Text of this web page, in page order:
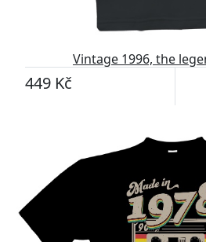
Vintage 1996, the
449 Kč